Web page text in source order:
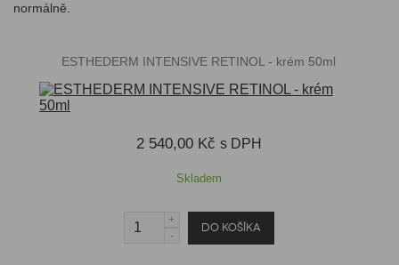
normálně.
ESTHEDERM INTENSIVE RETINOL - krém 50ml
2 540,00 Kč s DPH
Skladem